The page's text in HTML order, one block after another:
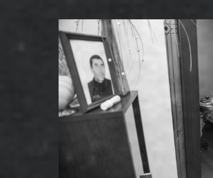
Photo : Alexander Fedorov, 2017.
La Géorgie elle-même a également déposé
une plainte contre la Russie auprès de la Cour
de Strasbourg. L’un des témoins entendus par
les juges de la CEDH lors de l’examen de cette
plainte était une réfugiée d’Abkhazie qui vivait
à Moscou avec un passeport géorgien
et un visa. Elle a déclaré que lorsque
le tribunal russe a ordonné son expulsion, elle
en a demandé la raison au juge, qui lui a
répondu: " C’est parce que votre président est
Saakachvili, vous devriez aller lui parler ".